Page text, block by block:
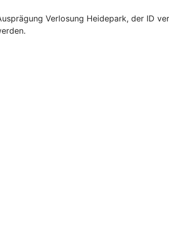
Verlosung Heidepark, der ID